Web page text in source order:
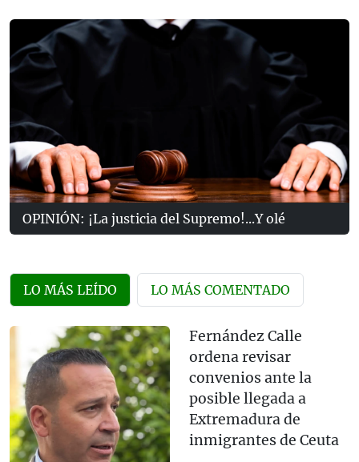
OPINIÓN: ¡La justicia del Supremo!...Y olé
LO MÁS LEÍDO LO MÁS COMENTADO
Fernández Calle
ordena revisar
convenios ante la
posible llegada a
Extremadura de
inmigrantes de Ceuta